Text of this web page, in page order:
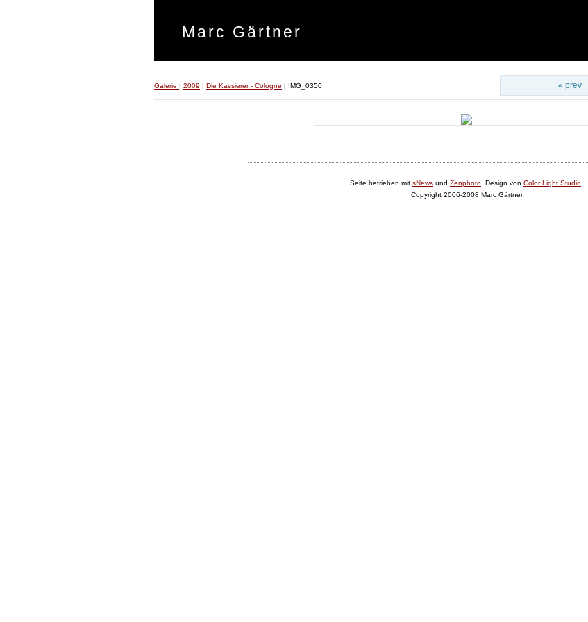
Marc Gärtner
« prev
Galerie | 2009 | Die Kassierer - Cologne | IMG_0350
Seite betrieben mit sNews und Zenphoto . Design von Color Light Studio
Copyright 2006-2008 Marc Gärtner